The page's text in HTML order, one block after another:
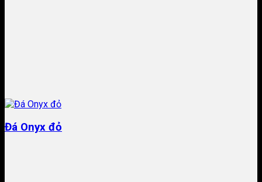
Đá Onyx đỏ